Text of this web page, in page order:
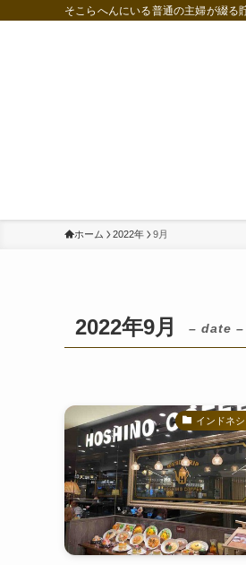
そこらへんにいる普通の主婦が綴る
ホーム 2022年 9月
2022年9月 – date –
インドネ